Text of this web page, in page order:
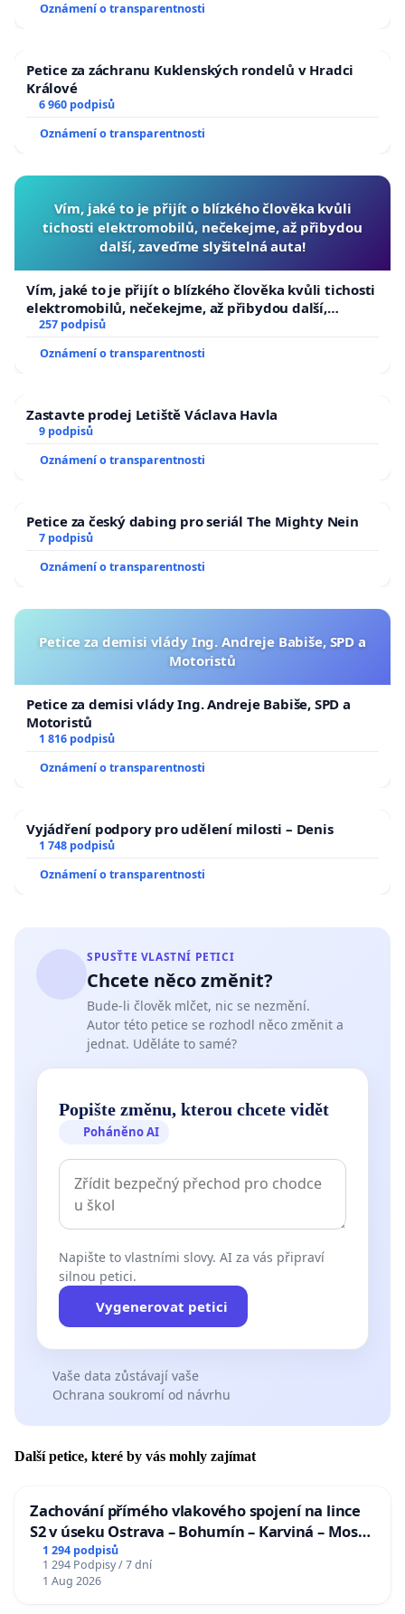
Oznámení o transparentnosti
Petice za záchranu Kuklenských rondelů v Hradci
Králové
6 960 podpisů
Oznámení o transparentnosti
Vím, jaké to je přijít o blízkého člověka kvůli
tichosti elektromobilů, nečekejme, až přibydou
další, zaveďme slyšitelná auta!
Vím, jaké to je přijít o blízkého člověka kvůli tichosti
elektromobilů, nečekejme, až přibydou další,
zaveďme slyšitelná auta!
257 podpisů
Oznámení o transparentnosti
Zastavte prodej Letiště Václava Havla
9 podpisů
Oznámení o transparentnosti
Petice za český dabing pro seriál The Mighty Nein
7 podpisů
Oznámení o transparentnosti
Petice za demisi vlády Ing. Andreje Babiše, SPD a
Motoristů
Petice za demisi vlády Ing. Andreje Babiše, SPD a
Motoristů
1 816 podpisů
Oznámení o transparentnosti
Vyjádření podpory pro udělení milosti – Denis
1 748 podpisů
Oznámení o transparentnosti
SPUSŤTE VLASTNÍ PETICI
Chcete něco změnit?
Bude-li člověk mlčet, nic se nezmění.
Autor této petice se rozhodl něco změnit a
jednat. Uděláte to samé?
Popište změnu, kterou chcete vidět
Poháněno AI
Napište to vlastními slovy. AI za vás připraví
silnou petici.
Vygenerovat petici
Vaše data zůstávají vaše
Ochrana soukromí od návrhu
Další petice, které by vás mohly zajímat
Zachování přímého vlakového spojení na lince
S2 v úseku Ostrava – Bohumín – Karviná – Mosty
u Jablunkova
1 294 podpisů
1 294 Podpisy / 7 dní
1 Aug 2026